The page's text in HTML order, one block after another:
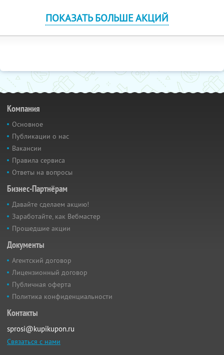
ПОКАЗАТЬ БОЛЬШЕ АКЦИЙ
Компания
Основное
Публикации о нас
Вакансии
Правила сервиса
Ответы на вопросы
Бизнес-Партнёрам
Давайте сделаем акцию!
Заработайте, как Вебмастер
Прошедшие акции
Документы
Агентский договор
Лицензионный договор
Публичная оферта
Политика конфиденциальности
Контакты
sprosi@kupikupon.ru
Связаться с нами